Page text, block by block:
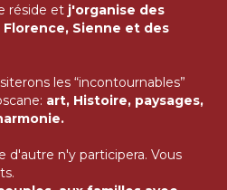
réside et j'organise des
Sienne et des
les “incontournables”
art, Histoire, paysages,
d'autre n'y participera. Vous